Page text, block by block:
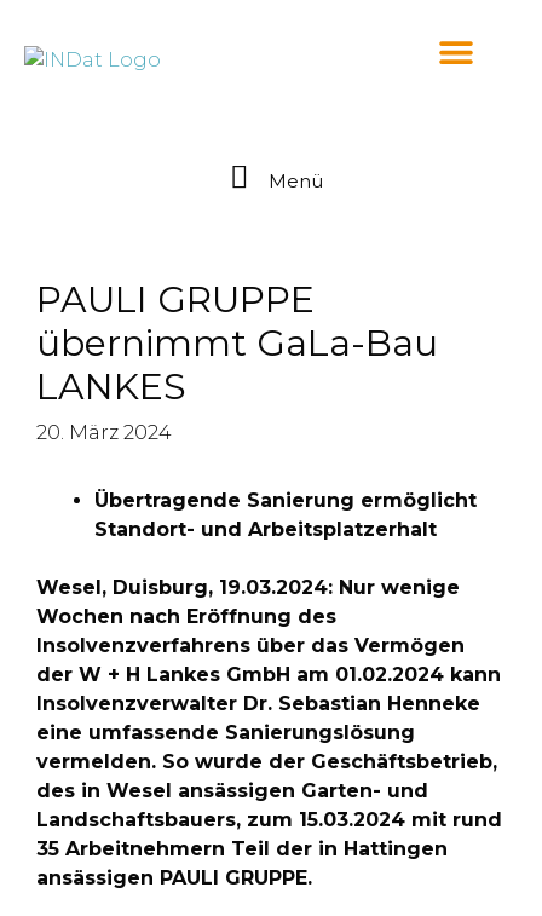
Menü
PAULI GRUPPE
übernimmt GaLa-Bau
LANKES
20. März 2024
Übertragende Sanierung ermöglicht
Standort- und Arbeitsplatzerhalt
Wesel, Duisburg, 19.03.2024: Nur wenige
Wochen nach Eröffnung des
Insolvenzverfahrens über das Vermögen
der W + H Lankes GmbH am 01.02.2024 kann
Insolvenzverwalter Dr. Sebastian Henneke
eine umfassende Sanierungslösung
vermelden. So wurde der Geschäftsbetrieb,
des in Wesel ansässigen Garten- und
Landschaftsbauers, zum 15.03.2024 mit rund
35 Arbeitnehmern Teil der in Hattingen
ansässigen PAULI GRUPPE.